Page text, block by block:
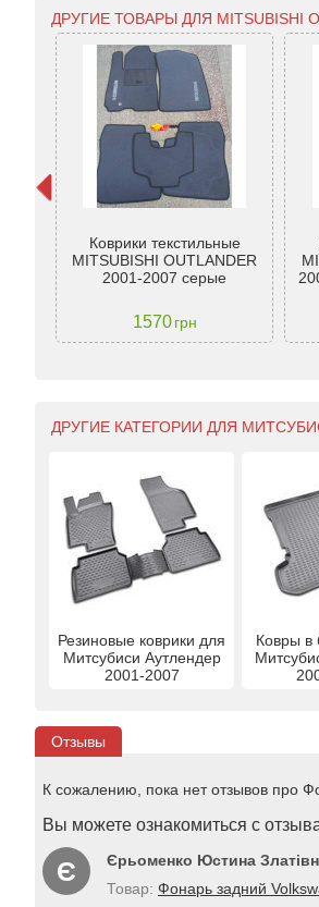
ДРУГИЕ ТОВАРЫ ДЛЯ MITSUBISHI
Коврики текстильные
MITSUBISHI OUTLANDER
2001-2007 серые
1570 грн
ДРУГИЕ КАТЕГОРИИ ДЛЯ
Резиновые коврики для
Митсубиси Аутлендер
2001-2007
Ковры в
Отзывы
К сожалению, пока нет отзывов про
Вы можете ознакомиться с
Є Єрьоменко Юстина
Товар: Фонарь задний